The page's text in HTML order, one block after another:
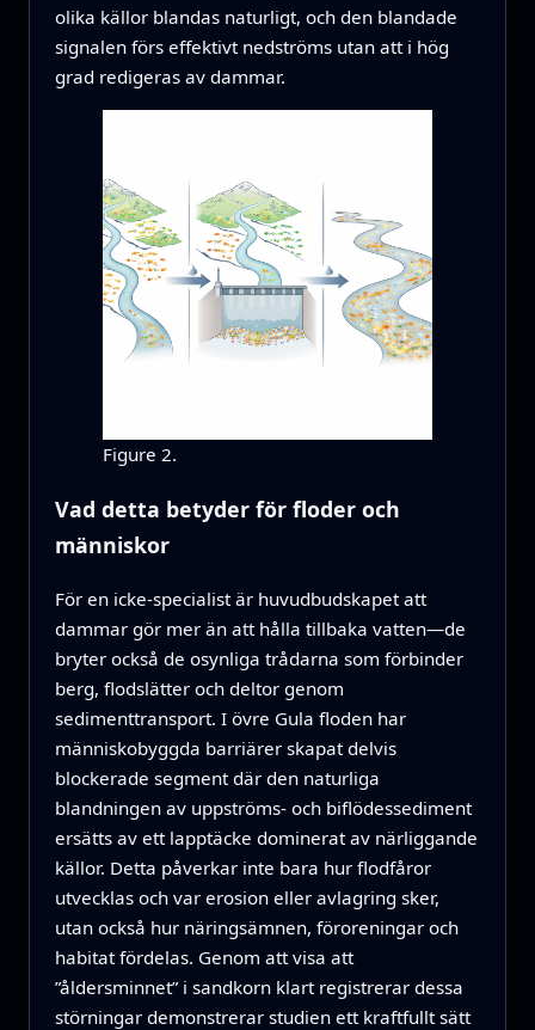
olika källor blandas naturligt, och den blandade
signalen förs effektivt nedströms utan att i hög
grad redigeras av dammar.
Figure 2.
Vad detta betyder för floder och
människor
För en icke-specialist är huvudbudskapet att
dammar gör mer än att hålla tillbaka vatten—de
bryter också de osynliga trådarna som förbinder
berg, flodslätter och deltor genom
sedimenttransport. I övre Gula floden har
människobyggda barriärer skapat delvis
blockerade segment där den naturliga
blandningen av uppströms- och biflödessediment
ersätts av ett lapptäcke dominerat av närliggande
källor. Detta påverkar inte bara hur flodfåror
utvecklas och var erosion eller avlagring sker,
utan också hur näringsämnen, föroreningar och
habitat fördelas. Genom att visa att
”åldersminnet” i sandkorn klart registrerar dessa
störningar demonstrerar studien ett kraftfullt sätt